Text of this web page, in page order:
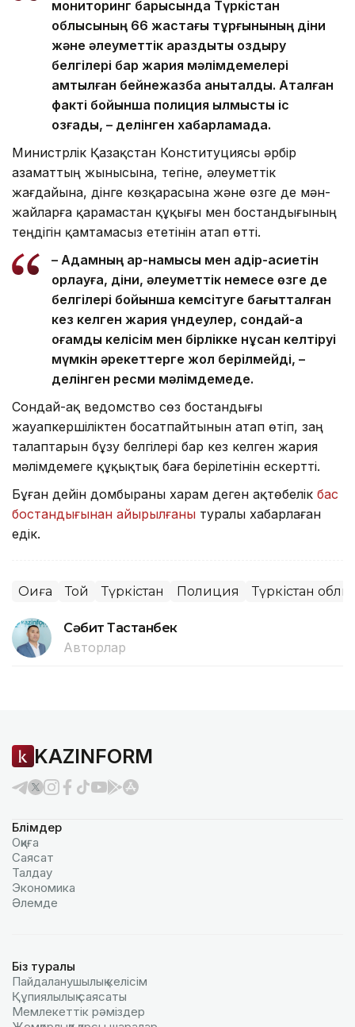
мониторинг барысында Түркістан
облысының 66 жастағы тұрғынының діни
және әлеуметтік араздықты қоздыру
белгілері бар жария мәлімдемелері
қамтылған бейнежазба анықталды. Аталған
факті бойынша полиция қылмыстық іс
қозғады, – делінген хабарламада.
Министрлік Қазақстан Конституциясы әрбір
азаматтың жынысына, тегіне, әлеуметтік
жағдайына, дінге көзқарасына және өзге де мән-
жайларға қарамастан құқығы мен бостандығының
теңдігін қамтамасыз ететінін атап өтті.
– Адамның ар-намысы мен қадір-қасиетін
қорлауға, діни, әлеуметтік немесе өзге де
белгілері бойынша кемсітуге бағытталған
кез келген жария үндеулер, сондай-ақ
қоғамдық келісім мен бірлікке нұқсан келтіруі
мүмкін әрекеттерге жол берілмейді, –
делінген ресми мәлімдемеде.
Сондай-ақ ведомство сөз бостандығы
жауапкершіліктен босатпайтынын атап өтіп, заң
талаптарын бұзу белгілері бар кез келген жария
мәлімдемеге құқықтық баға берілетінін ескертті.
Бұған дейін домбыраны харам деген ақтөбелік бас
бостандығынан айырылғаны туралы хабарлаған
едік.
Оқиға Той Түркістан Полиция Түркістан
Сәбит Тастанбек
Авторлар
KAZINFORM
Бөлімдер
Оқиға
Саясат
Талдау
Экономика
Әлемде
Біз туралы
Пайдаланушылық келiciм
Құпиялылық саясаты
Мемлекеттік рәміздер